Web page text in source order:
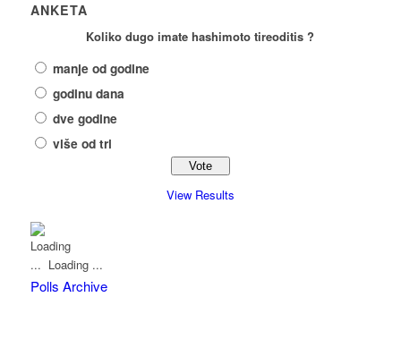
ANKETA
Koliko dugo imate hashimoto tireoditis ?
manje od godine
godinu dana
dve godine
više od tri
View Results
Loading ...
Polls Archive